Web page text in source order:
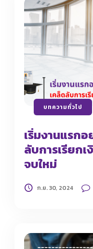
บทความทั่วไป
เริ่มงานแรก
ลับการเรียก
จบใหม่
ก.ย. 30, 2024